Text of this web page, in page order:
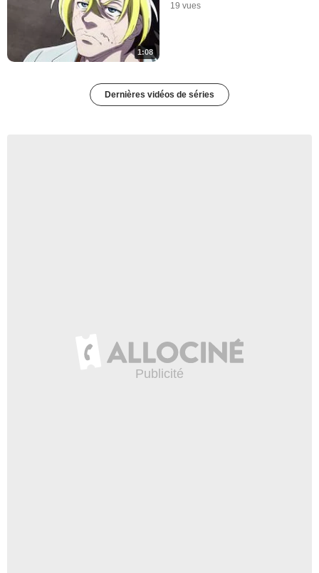
1:08
19 vues
Dernières vidéos de séries